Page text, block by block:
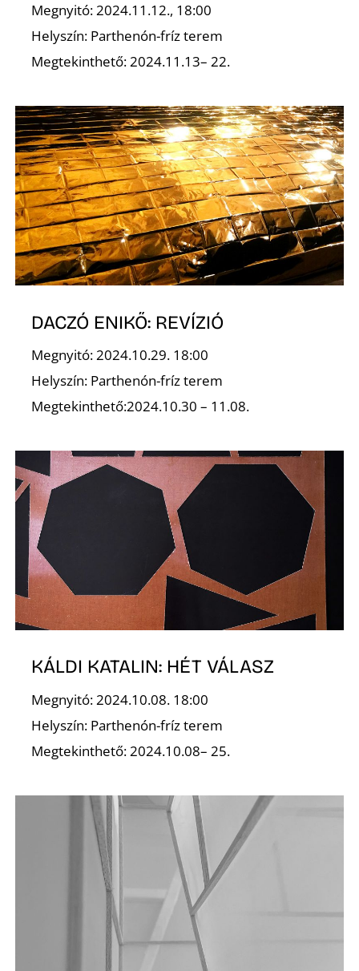
Megnyitó: 2024.11.12., 18:00
Helyszín: Parthenón-fríz terem
Megtekinthető: 2024.11.13– 22.
DACZÓ ENIKŐ: REVÍZIÓ
Megnyitó: 2024.10.29. 18:00
Helyszín: Parthenón-fríz terem
Megtekinthető:2024.10.30 – 11.08.
KÁLDI KATALIN: HÉT VÁLASZ
Megnyitó: 2024.10.08. 18:00
Helyszín: Parthenón-fríz terem
Megtekinthető: 2024.10.08– 25.